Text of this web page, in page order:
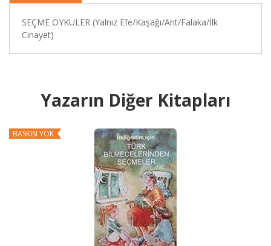
SEÇME ÖYKÜLER (Yalnız Efe/Kaşağı/Ant/Falaka/İlk
Cinayet)
Yazarın Diğer Kitapları
BASKISI YOK